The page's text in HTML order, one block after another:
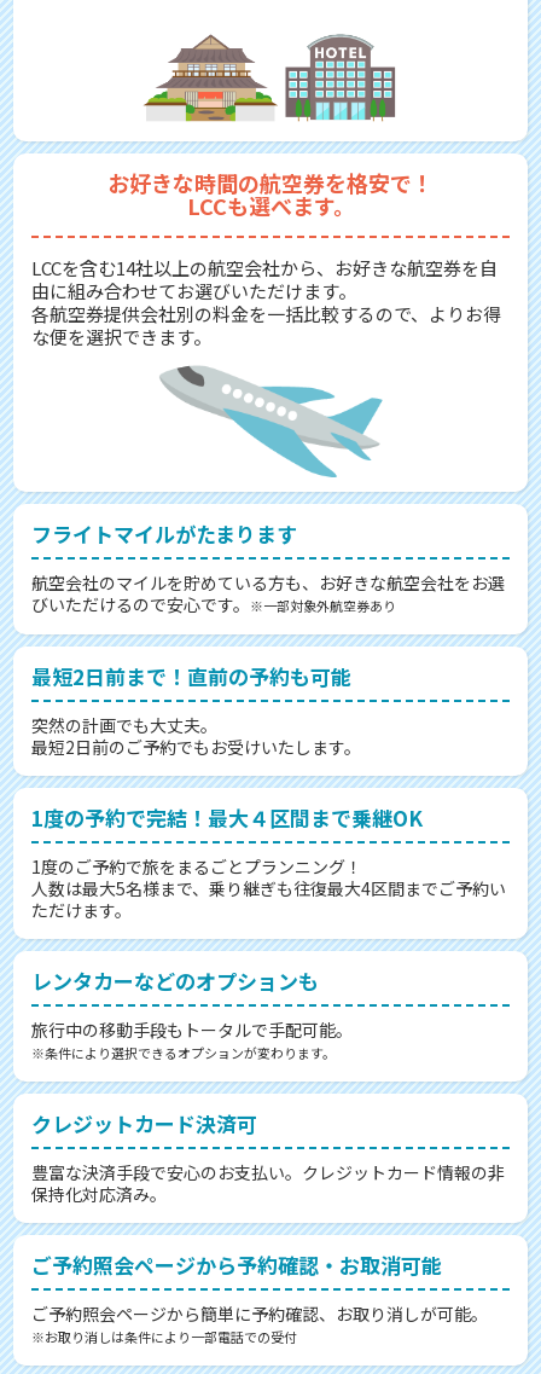
お好きな時間の航空券を格安で！
LCCも選べます。
LCCを含む14社以上の航空会社から、お好きな航空券を自
由に組み合わせてお選びいただけます。
各航空券提供会社別の料金を一括比較するので、よりお得
な便を選択できます。
フライトマイルがたまります
航空会社のマイルを貯めている方も、お好きな航空会社をお選
びいただけるので安心です。
※一部対象外航空券あり
最短2日前まで！直前の予約も可能
突然の計画でも大丈夫。
最短2日前のご予約でもお受けいたします。
1度の予約で完結！最大４区間まで乗継OK
1度のご予約で旅をまるごとプランニング！
人数は最大5名様まで、乗り継ぎも往復最大4区間までご予約い
ただけます。
レンタカーなどのオプションも
旅行中の移動手段もトータルで手配可能。
※条件により選択できるオプションが変わります。
クレジットカード決済可
豊富な決済手段で安心のお支払い。クレジットカード情報の非
保持化対応済み。
ご予約照会ページから予約確認・お取消可能
ご予約照会ページから簡単に予約確認、お取り消しが可能。
※お取り消しは条件により一部電話での受付